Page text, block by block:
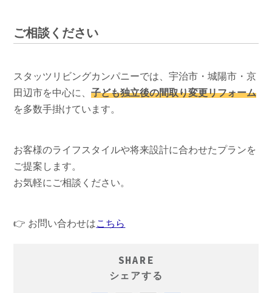
ご相談ください
スタッツリビングカンパニーでは、宇治市・城陽市・京
田辺市を中心に、子ども独立後の間取り変更リフォーム
を多数手掛けています。
お客様のライフスタイルや将来設計に合わせたプランを
ご提案します。
お気軽にご相談ください。
👉 お問い合わせはこちら
SHARE
シェアする